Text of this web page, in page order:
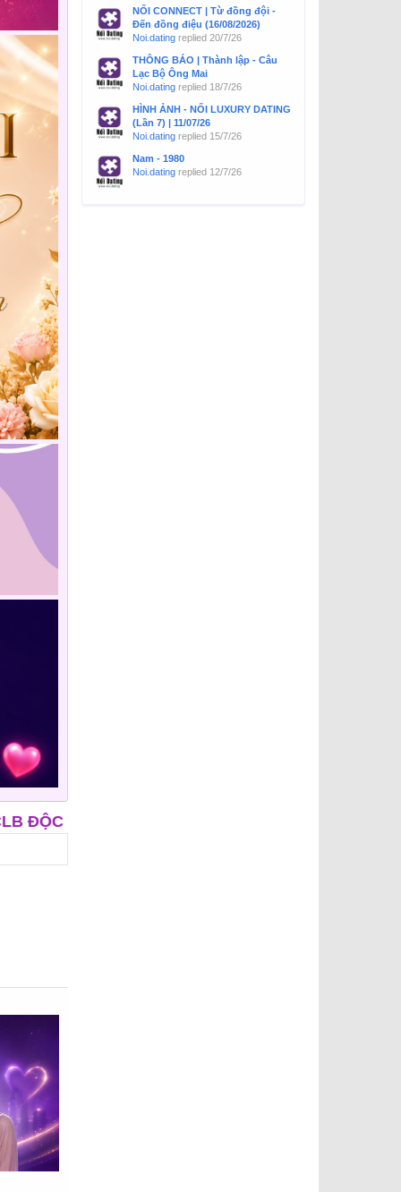
NIÊN
NỐI CONNECT | Từ đồng đội -
Đến đồng điệu (16/08/2026)
Noi.dating replied 20/7/26
THÔNG BÁO | Thành lập - Câu
Lạc Bộ Ông Mai
Noi.dating replied 18/7/26
HÌNH ẢNH - NỐI LUXURY DATING
(Lần 7) | 11/07/26
Noi.dating replied 15/7/26
Nam - 1980
Noi.dating replied 12/7/26